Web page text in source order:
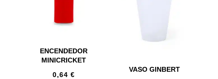
ENCENDEDOR
MINICRICKET
0,64 €
VASO GINBERT